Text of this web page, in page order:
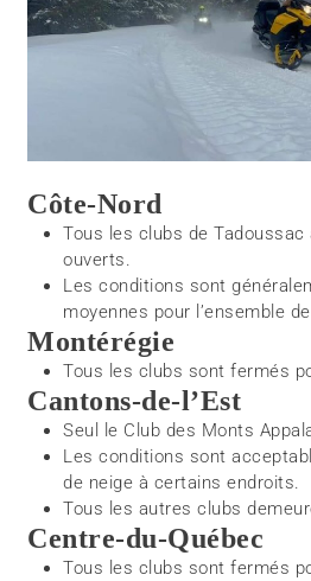
Côte-Nord
Tous les clubs de
ouverts.
Les conditions sont
moyennes pour l’ensemble
Montérégie
Tous les clubs sont fermés
Cantons-de-l’Est
Seul le Club des Monts
Les conditions sont
de neige à certains endroits.
Tous les autres clubs
Centre-du-Québec
Tous les clubs sont fermés